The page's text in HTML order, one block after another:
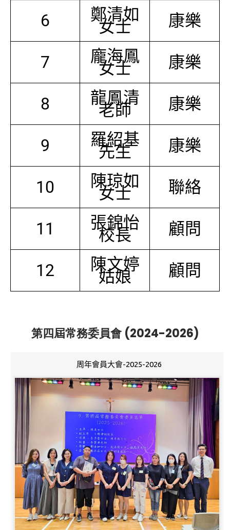
6 鄭清如
女士 康樂
7 龐海鳳
女士 康樂
8 龍鳳清
老師 康樂
9 羅紹基
先生 康樂
10 陳琼如
女士 聯絡
11 張錦怡
校長 顧問
12 陳文婷
姑娘 顧問
第四屆常務委員會 (2024-2026)
周年會員大會-2025-2026